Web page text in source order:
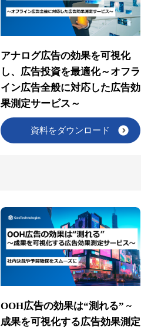
アナログ広告の効果を可視化
し、広告投資を最適化～オフラ
イン広告全般に対応した広告効
果測定サービス～
資料をダウンロード
OOH広告の効果は“測れる” ~
成果を可視化する広告効果測定